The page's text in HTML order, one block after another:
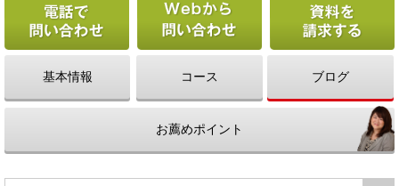
電話で問い合わせる Webから問い合わせ
基本情報 コース ブログ
お薦めポイント